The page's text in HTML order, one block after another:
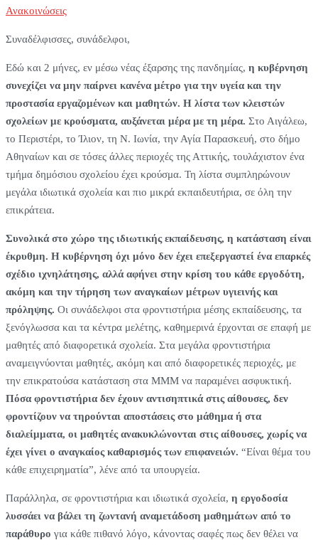
Ανακοινώσεις
Συναδέλφισσες, συνάδελφοι,
Εδώ και 2 μήνες, εν μέσω νέας έξαρσης της πανδημίας, η κυβέρνηση
συνεχίζει να μην παίρνει κανένα μέτρο για την υγεία και την
προστασία εργαζομένων και μαθητών. Η λίστα των κλειστών
σχολείων με κρούσματα, αυξάνεται μέρα με τη μέρα. Στο Αιγάλεω,
το Περιστέρι, το Ίλιον, τη Ν. Ιωνία, την Αγία Παρασκευή, στο δήμο
Αθηναίων και σε τόσες άλλες περιοχές της Αττικής, τουλάχιστον ένα
τμήμα δημόσιου σχολείου έχει κρούσμα. Τη λίστα συμπληρώνουν
μεγάλα ιδιωτικά σχολεία και πιο μικρά εκπαιδευτήρια, σε όλη την
επικράτεια.
Συνολικά στο χώρο της ιδιωτικής εκπαίδευσης, η κατάσταση είναι
έκρυθμη. Η κυβέρνηση όχι μόνο δεν έχει επεξεργαστεί ένα επαρκές
σχέδιο ιχνηλάτησης, αλλά αφήνει στην κρίση του κάθε εργοδότη,
ακόμη και την τήρηση των αναγκαίων μέτρων υγιεινής και
πρόληψης. Οι συνάδελφοι στα φροντιστήρια μέσης εκπαίδευσης, τα
ξενόγλωσσα και τα κέντρα μελέτης, καθημερινά έρχονται σε επαφή με
μαθητές από διαφορετικά σχολεία. Στα μεγάλα φροντιστήρια
αναμειγνύονται μαθητές, ακόμη και από διαφορετικές περιοχές, με
την επικρατούσα κατάσταση στα ΜΜΜ να παραμένει ασφυκτική.
Πόσα φροντιστήρια δεν έχουν αντισηπτικά στις αίθουσες, δεν
φροντίζουν να τηρούνται αποστάσεις στο μάθημα ή στα
διαλείμματα, οι μαθητές ανακυκλώνονται στις αίθουσες, χωρίς να
έχει γίνει ο αναγκαίος καθαρισμός των επιφανειών. “Είναι θέμα του
κάθε επιχειρηματία”, λένε από τα υπουργεία.
Παράλληλα, σε φροντιστήρια και ιδιωτικά σχολεία, η εργοδοσία
λυσσάει να βάλει τη ζωντανή αναμετάδοση μαθημάτων από το
παράθυρο για κάθε πιθανό λόγο, κάνοντας σαφές πως δεν θέλει να